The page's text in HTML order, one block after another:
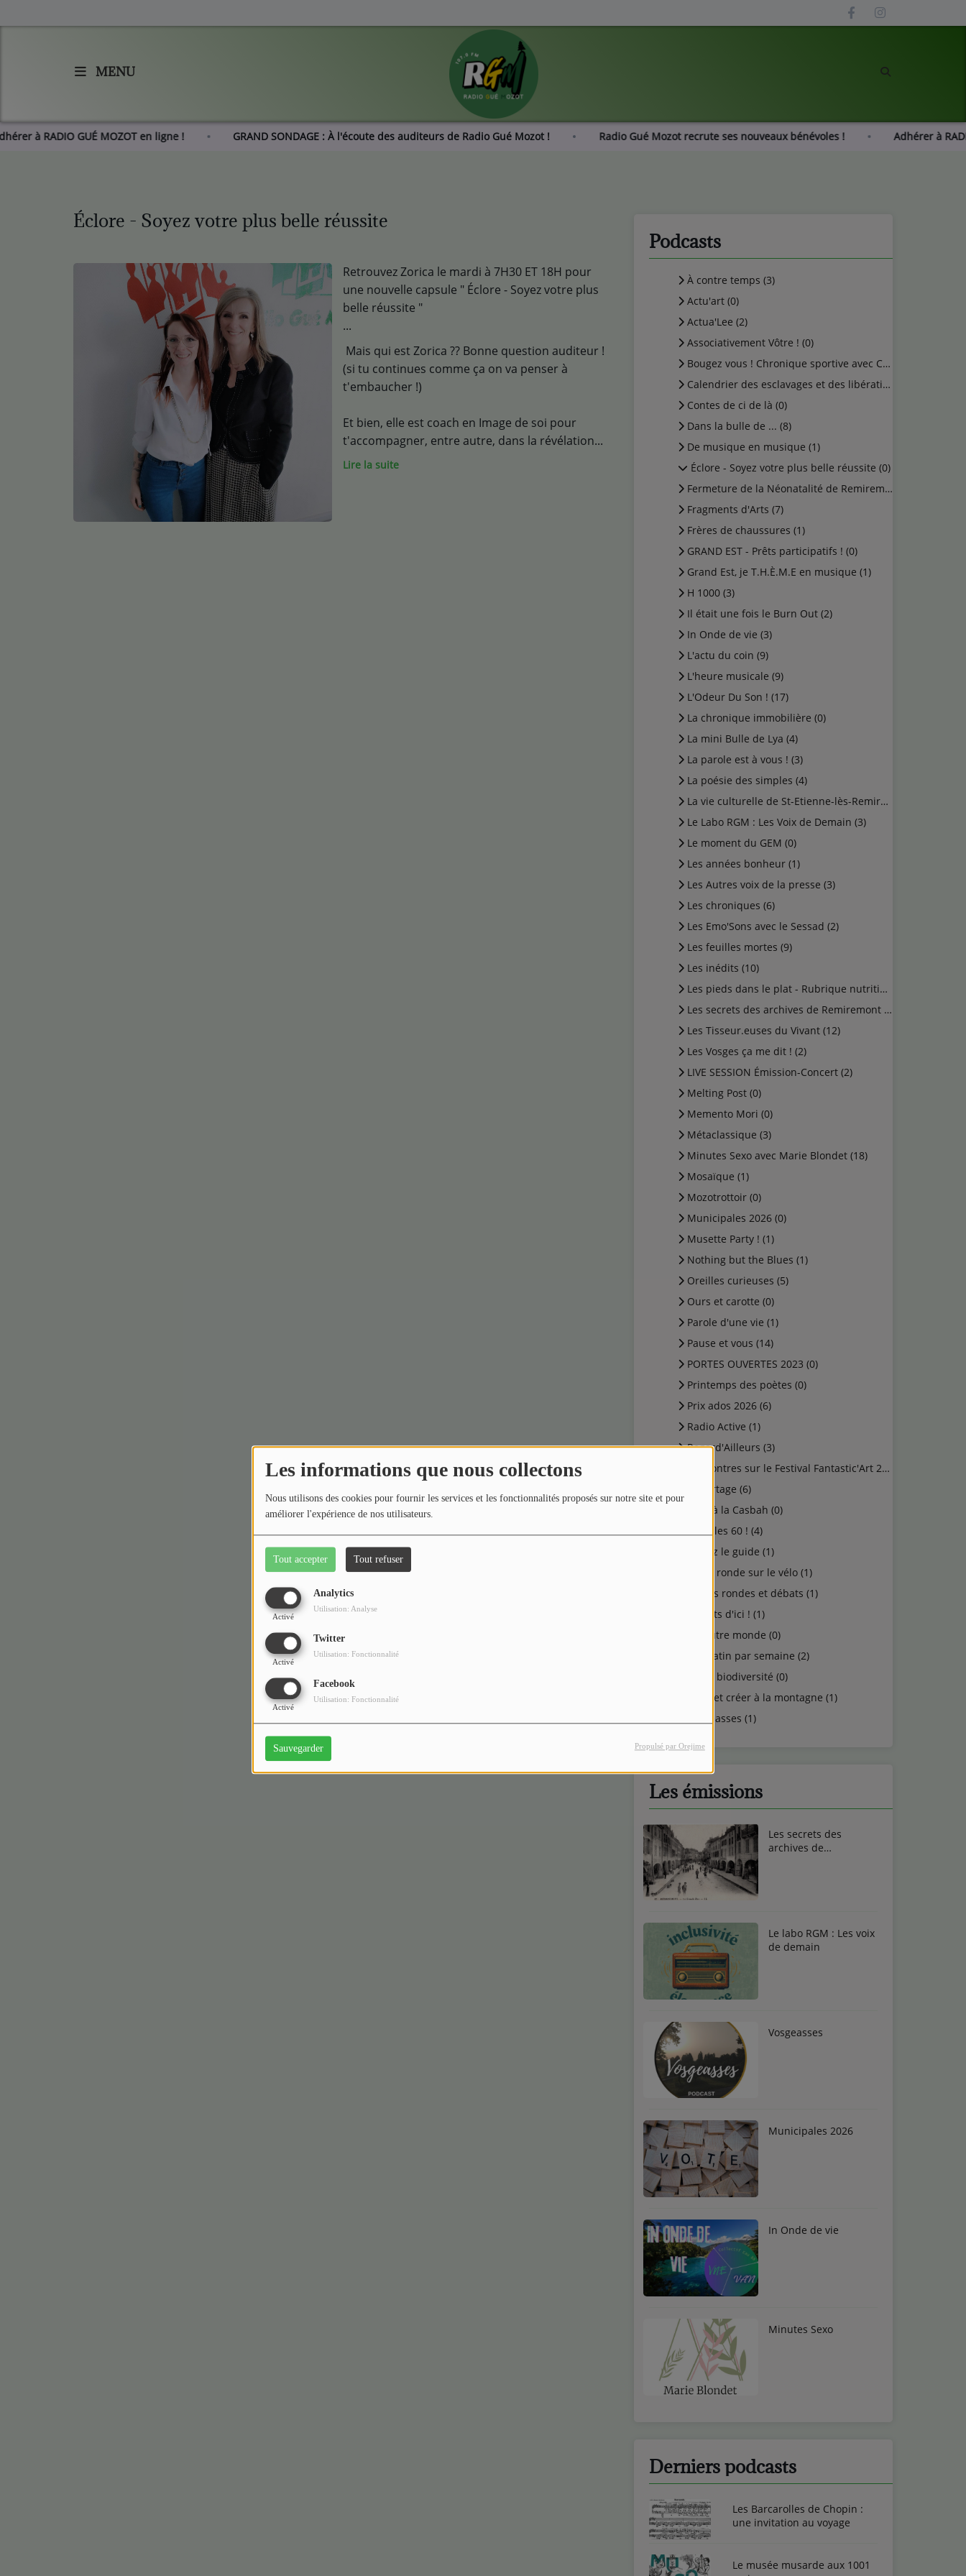
Les informations que nous collectons
Nous utilisons des cookies pour fournir les services et les fonctionnalités proposés sur notre site et pour
améliorer l'expérience de nos utilisateurs.
Tout accepter Tout refuser
Analytics
Activé
Utilisation: Analyse
Twitter
Activé
Utilisation: Fonctionnalité
Facebook
Activé
Utilisation: Fonctionnalité
Sauvegarder Propulsé par Orejime
MENU
Adhérer à RADIO GUÉ MOZOT en ligne ! GRAND SONDAGE : À l'écoute des auditeurs de Radio Gué Mozot ! Radio Gué Mozot recrute ses nouveaux bénévoles !
Agenda
Éclore - Soyez votre plus belle réussite
Retrouvez Zorica le mardi à 7H30 ET 18H pour
une nouvelle capsule " Éclore - Soyez votre plus
belle réussite "
Mais qui est Zorica ?? Bonne question auditeur !
(si tu continues comme ça on va penser à
t'embaucher !)
Et bien, elle est coach en Image de soi pour
t'accompagner, entre autre, dans la révélation
Lire la suite
Podcasts
À contre temps (3)
Actu'art (0)
Actua'Lee (2)
Associativement Vôtre ! (0)
Bougez vous ! Chronique sportive avec Cédric (0)
Calendrier des esclavages et des libérations (1)
Contes de ci de là (0)
Dans la bulle de ... (8)
De musique en musique (1)
Éclore - Soyez votre plus belle réussite (0)
Fermeture de la Néonatalité de Remiremont (0)
Fragments d'Arts (7)
Frères de chaussures (1)
GRAND EST - Prêts participatifs ! (0)
Grand Est, je T.H.È.M.E en musique (1)
H 1000 (3)
Il était une fois le Burn Out (2)
In Onde de vie (3)
L'actu du coin (9)
L'heure musicale (9)
L'Odeur Du Son ! (17)
La chronique immobilière (0)
La mini Bulle de Lya (4)
La parole est à vous ! (3)
La poésie des simples (4)
La vie culturelle de St-Etienne-lès-Remiremont (1)
Le Labo RGM : Les Voix de Demain (3)
Le moment du GEM (0)
Les années bonheur (1)
Les Autres voix de la presse (3)
Les chroniques (6)
Les Emo'Sons avec le Sessad (2)
Les feuilles mortes (9)
Les inédits (10)
Les pieds dans le plat - Rubrique nutrition (0)
Les secrets des archives de Remiremont (2)
Les Tisseur.euses du Vivant (12)
Les Vosges ça me dit ! (2)
LIVE SESSION Émission-Concert (2)
Melting Post (0)
Memento Mori (0)
Métaclassique (3)
Minutes Sexo avec Marie Blondet (18)
Mosaïque (1)
Mozotrottoir (0)
Municipales 2026 (0)
Musette Party ! (1)
Nothing but the Blues (1)
Oreilles curieuses (5)
Ours et carotte (0)
Parole d'une vie (1)
Pause et vous (14)
PORTES OUVERTES 2023 (0)
Printemps des poètes (0)
Prix ados 2026 (6)
Radio Active (1)
Regard'Ailleurs (3)
Rencontres sur le Festival Fantastic'Art 2023 (0)
Reportage (6)
Rock à la Casbah (0)
Salut les 60 ! (4)
Suivez le guide (1)
Table ronde sur le vélo (1)
Tables rondes et débats (1)
Talents d'ici ! (1)
Un autre monde (0)
Un matin par semaine (2)
Vie et biodiversité (0)
Vivre et créer à la montagne (1)
Vosgeasses (1)
Les émissions
Les secrets des
archives de
Le labo RGM : Les voix
de demain
Vosgeasses
Municipales 2026
In Onde de vie
Minutes Sexo
Derniers podcasts
Les Barcarolles de Chopin :
une invitation au voyage
Le musée musarde aux 1001